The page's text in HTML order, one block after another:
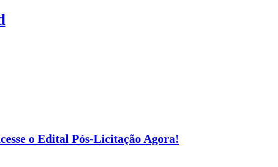
o Edital Pós-Licitação Agora!